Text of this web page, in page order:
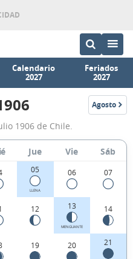
Calendario
2027
Feriados
2027
Calendario
Agosto
1906
1906 de Chile.
Jue Vie Sáb
05
LLENA
06 07
12 13
MENGUANTE
14
19 20 21